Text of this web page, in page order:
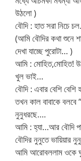
উঠলো )
বৌদি : হাত সরা নিচে
(আমি বৌদির কথা শুনে
দেখা যাচ্ছে পুরোটা… )
আমি : মোহিত,মোহিত!
খুল ভাই…
বৌদি : এবার বেশি
তখন কাল বাবাকে বলবে
নুনুধরছে….
আমি : হ্যা…আর বৌদি
বৌদির নুনুতে ভায়িয়ার
আমি আরোবললাম ওকে